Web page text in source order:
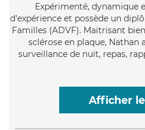
Expérimenté, dynamique
d'expérience et possède un
Familles (ADVF). Maitrisant
sclérose en plaque, Nathan
surveillance de nuit, repas,
Afficher